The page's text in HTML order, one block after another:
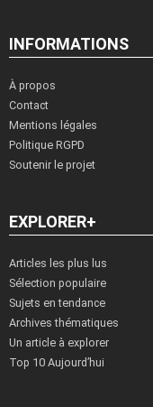
INFORMATIONS
À propos
Contact
Mentions légales
Politique RGPD
Soutenir le projet
EXPLORER+
Articles les plus lus
Sélection populaire
Sujets en tendance
Archives thématiques
Un article à explorer
Top 10 Aujourd’hui